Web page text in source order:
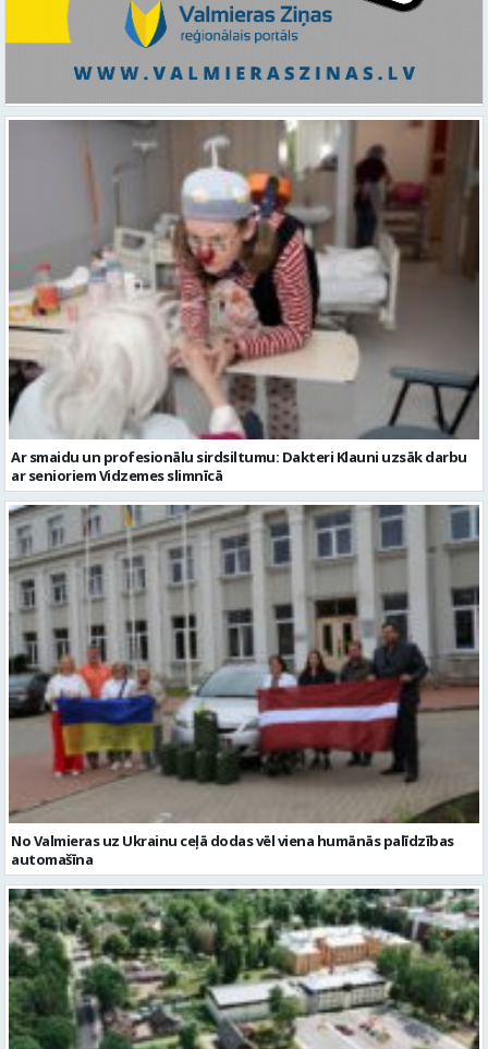
Ar smaidu un profesionālu sirdsiltumu: Dakteri Klauni uzsāk darbu
ar senioriem Vidzemes slimnīcā
No Valmieras uz Ukrainu ceļā dodas vēl viena humānās palīdzības
automašīna